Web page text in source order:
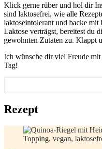
Klick gerne rüber und hol dir
sind laktosefrei, wie alle
laktoseintolerant und backe mit
Laktose verträgst, bereitest du
gewohnten Zutaten zu. Klappt
Ich wünsche dir viel Freude mit
Tag!
Rezept